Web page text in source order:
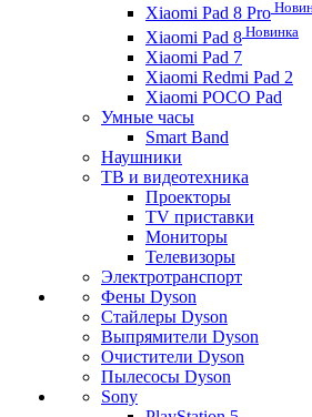
Xiaomi Pad 8 Pro
Xiaomi Pad 8 Новинка
Xiaomi Pad 7
Xiaomi Redmi Pad 2
Xiaomi POCO Pad
Умные часы
Smart Band
Наушники
ТВ и видеотехника
Проекторы
TV приставки
Мониторы
Телевизоры
Электротранспорт
Фены Dyson
Стайлеры Dyson
Выпрямители Dyson
Очистители Dyson
Пылесосы Dyson
Sony